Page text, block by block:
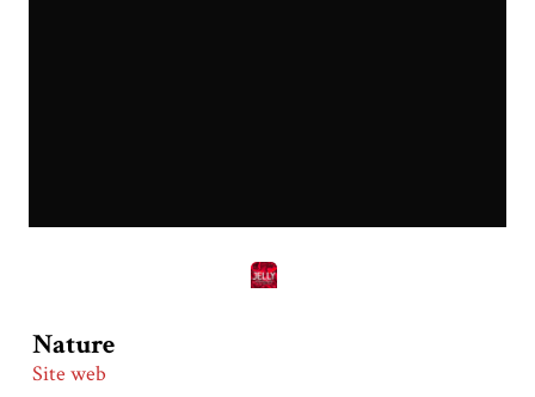
Nature
Site web